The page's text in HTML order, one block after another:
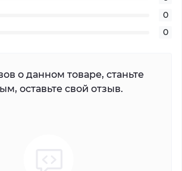
0
0
о данном товаре, станьте
оставьте свой отзыв.